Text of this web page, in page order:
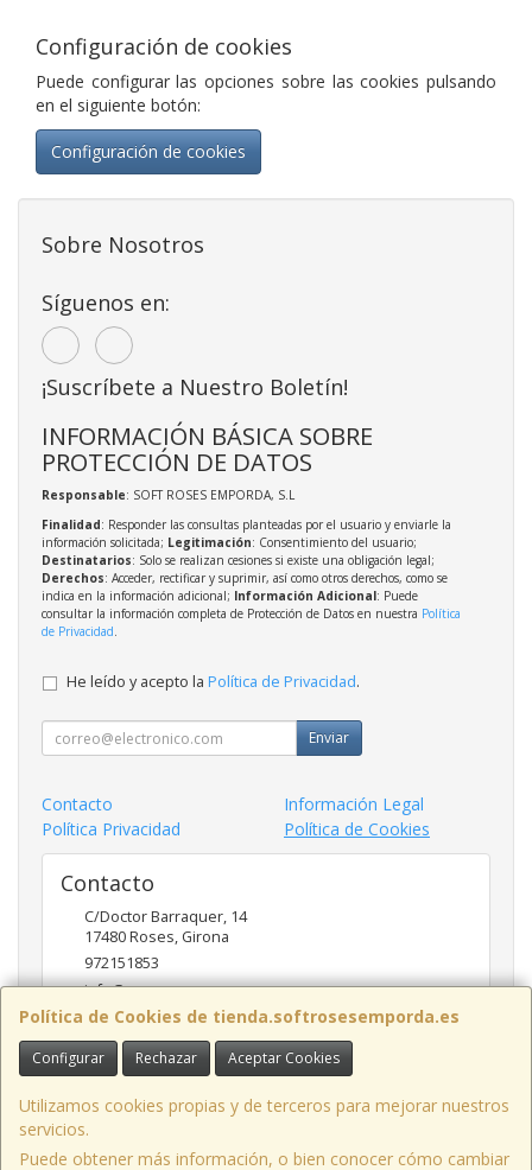
Configuración de cookies
Puede configurar las opciones sobre las cookies pulsando
en el siguiente botón:
Configuración de cookies
Política de Cookies de tienda.softrosesemporda.es
Configurar Rechazar Aceptar Cookies
Utilizamos cookies propias y de terceros para mejorar nuestros
servicios.
Puede obtener más información, o bien conocer cómo cambiar
Sobre Nosotros
Síguenos en:
¡Suscríbete a Nuestro Boletín!
INFORMACIÓN BÁSICA SOBRE
PROTECCIÓN DE DATOS
Responsable: SOFT ROSES EMPORDA, S.L
Finalidad: Responder las consultas planteadas por el usuario y enviarle la
información solicitada; Legitimación: Consentimiento del usuario;
Destinatarios: Solo se realizan cesiones si existe una obligación legal;
Derechos: Acceder, rectificar y suprimir, así como otros derechos, como se
indica en la información adicional; Información Adicional: Puede
consultar la información completa de Protección de Datos en nuestra Política
de Privacidad.
He leído y acepto la Política de Privacidad.
Enviar
Contacto
Información Legal
Política Privacidad
Política de Cookies
Contacto
C/Doctor Barraquer, 14
17480Roses, Girona
972151853
info@ncsroses.com
Horario
Lunes a Viernes 9:30-13:30 y 16:00-19:00